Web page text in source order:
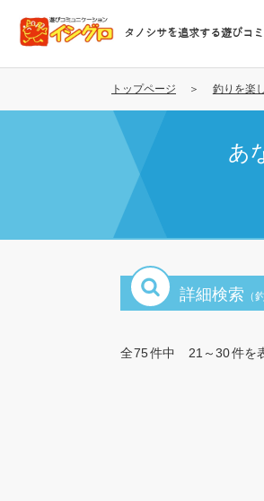
コ
テ
タノシサを追求する遊びコ
トップページ 釣りを楽
あ
詳細検索 （
全75件中 21～30件を